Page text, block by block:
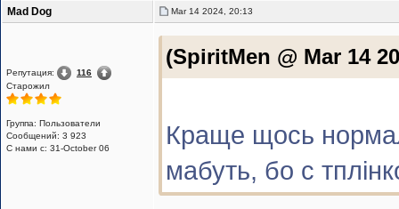
Mad Dog Mar 14 2024, 20:13
Репутация:
116
Старожил
Группа: Пользователи
Сообщений: 3 923
С нами с: 31-October 06
(SpiritMen @ Mar 14
Краще щось
мабуть, бо с